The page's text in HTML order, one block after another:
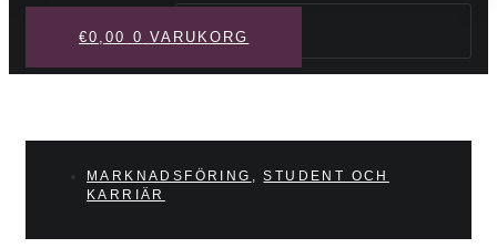
Sök
€0,00 0 VARUKORG
MARKNADSFÖRING ,STUDENT OCH
KARRIÄR